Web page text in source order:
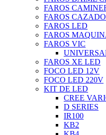
FAROS
FAROS
FAROS LED
FAROS
FAROS VIC
FAROS XE LED
FOCO LED 12V
FOCO LED 220V
KIT DE LED
CREE
D SERIES
IR100
KB2